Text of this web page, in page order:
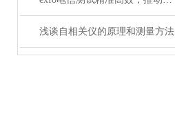
浅谈自相关仪的原理和测量方法